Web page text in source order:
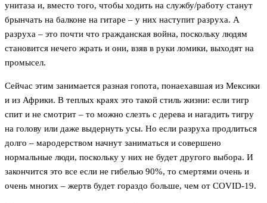
унитаза и, вместо того, чтобы ходить на службу/работу станут
брынчать на балконе на гитаре – у них наступит разруха. А
разруха – это почти что гражданская война, поскольку людям
становится нечего жрать и они, взяв в руки ломики, выходят на
промысел.
Сейчас этим занимается разная гопота, понаехавшая из Мексики
и из Африки. В теплых краях это такой стиль жизни: если тигр
спит и не смотрит – то можно слезть с дерева и нагадить тигру
на голову или даже выдернуть усы. Но если разруха продлиться
долго – мародерством начнут заниматься и совершено
нормальные люди, поскольку у них не будет другого выбора. И
закончится это все если не гибелью 90%, то смертями очень и
очень многих – жертв будет гораздо больше, чем от COVID-19.